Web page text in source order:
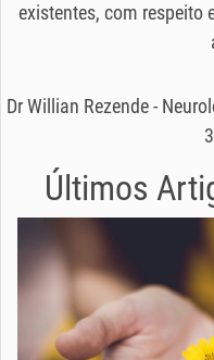
existentes, com respeito
Dr Willian Rezende -
Últimos